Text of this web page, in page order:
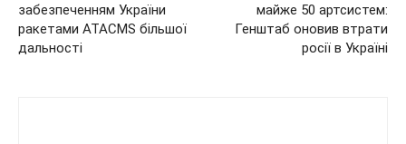
забезпеченням України
ракетами ATACMS більшої
дальності
майже 50 артсистем:
Генштаб оновив втрати
росії в Україні